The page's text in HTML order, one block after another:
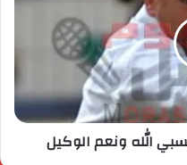
الله ونعم الوكيل